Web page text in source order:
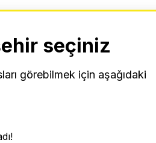
seçiniz
görebilmek için aşağıdaki